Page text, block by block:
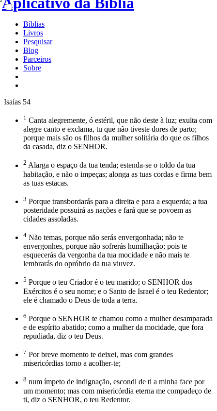
Bíblias
Livros
Pesquisar
Blog
Parceiros
Sobre
Isaías 54
1 Canta alegremente, ó estéril, que não deste à luz; exulta com
alegre canto e exclama, tu que não tiveste dores de parto;
porque mais são os filhos da mulher solitária do que os filhos
da casada, diz o SENHOR.
2 Alarga o espaço da tua tenda; estenda-se o toldo da tua
habitação, e não o impeças; alonga as tuas cordas e firma bem
as tuas estacas.
3 Porque transbordarás para a direita e para a esquerda; a tua
posteridade possuirá as nações e fará que se povoem as
cidades assoladas.
4 Não temas, porque não serás envergonhada; não te
envergonhes, porque não sofrerás humilhação; pois te
esquecerás da vergonha da tua mocidade e não mais te
lembrarás do opróbrio da tua viuvez.
5 Porque o teu Criador é o teu marido; o SENHOR dos
Exércitos é o seu nome; e o Santo de Israel é o teu Redentor;
ele é chamado o Deus de toda a terra.
6 Porque o SENHOR te chamou como a mulher desamparada
e de espírito abatido; como a mulher da mocidade, que fora
repudiada, diz o teu Deus.
7 Por breve momento te deixei, mas com grandes
misericórdias torno a acolher-te;
8 num ímpeto de indignação, escondi de ti a minha face por
um momento; mas com misericórdia eterna me compadeço de
ti, diz o SENHOR, o teu Redentor.